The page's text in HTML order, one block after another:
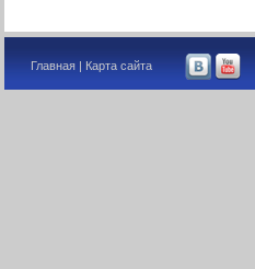
Главная | Карта сайта